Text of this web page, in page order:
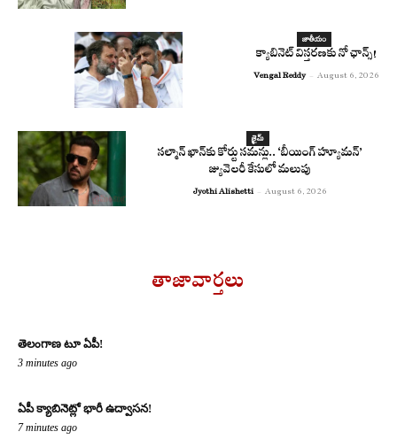
జాతీయం
క్యాబినెట్ విస్తరణకు నో ఛాన్స్!
Vengal Reddy - August 6, 2026
క్రైమ్
సల్మాన్ ఖాన్‌కు కోర్టు సమన్లు.. ‘బీయింగ్ హ్యూమన్’
జ్యువెలరీ కేసులో మలుపు
Jyothi Alishetti - August 6, 2026
తాజావార్తలు
తెలంగాణ టూ ఏపీ!
3 minutes ago
ఏపీ క్యాబినెట్లో భారీ ఉద్వాసన!
7 minutes ago